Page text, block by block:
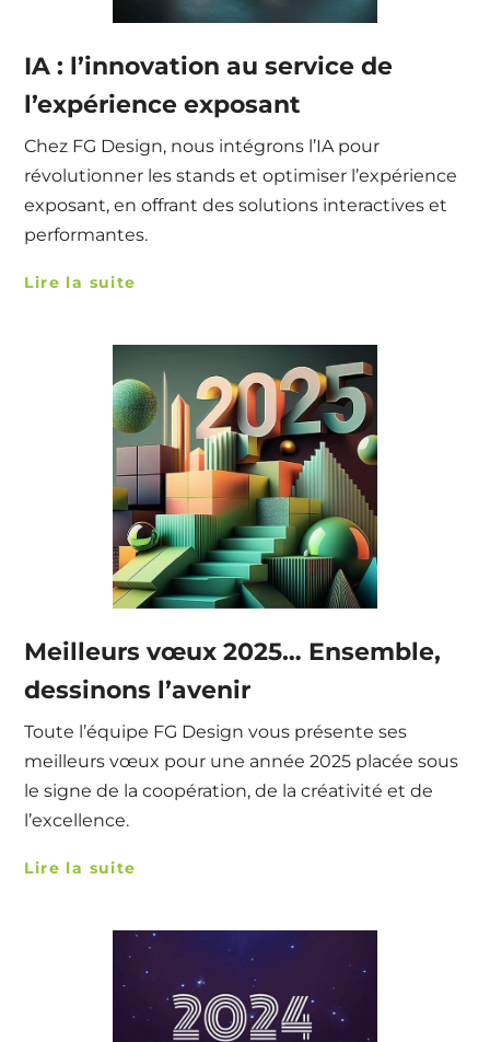
IA : l’innovation au service de
l’expérience exposant
Chez FG Design, nous intégrons l’IA pour
révolutionner les stands et optimiser l’expérience
exposant, en offrant des solutions interactives et
performantes.
Lire la suite
Meilleurs vœux 2025… Ensemble,
dessinons l’avenir
Toute l’équipe FG Design vous présente ses
meilleurs vœux pour une année 2025 placée sous
le signe de la coopération, de la créativité et de
l’excellence.
Lire la suite